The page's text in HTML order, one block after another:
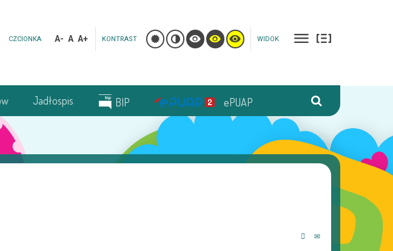
CZCIONKA A- A A+ KONTRAST WIDOK
Jadłospis BIP ePUAP